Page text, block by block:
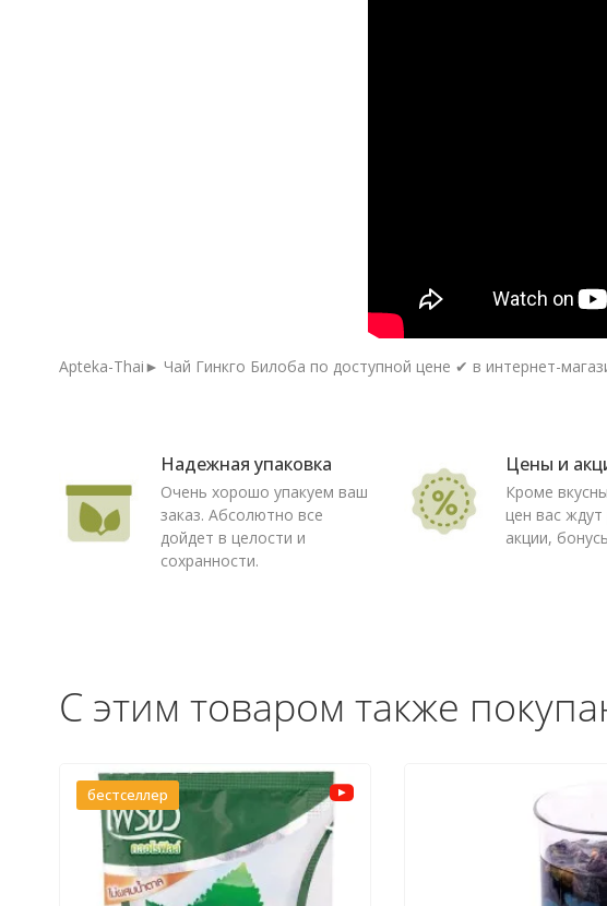
Apteka-Thai► Чай Гинкго Билоба по доступной цене ✔ в интернет-
Надежная упаковка
Очень хорошо упакуем ваш
заказ. Абсолютно все
дойдет в целости и
сохранности.
Цены и
Кроме
цен вас ждут
акции,
С этим товаром также
бестселлер